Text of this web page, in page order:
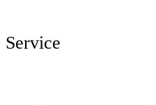
Service